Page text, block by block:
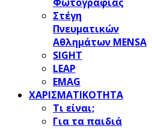
Στέγη
Πνευματικών
Αθλημάτων MENSA
SIGHT
LEAP
EMAG
ΧΑΡΙΣΜΑΤΙΚΟΤΗΤΑ
Τι είναι;
Για τα παιδιά